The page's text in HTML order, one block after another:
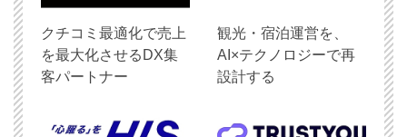
クチコミ最適化で売上
を最大化させるDX集
客パートナー
観光・宿泊運営を、
AI×テクノロジーで再
設計する